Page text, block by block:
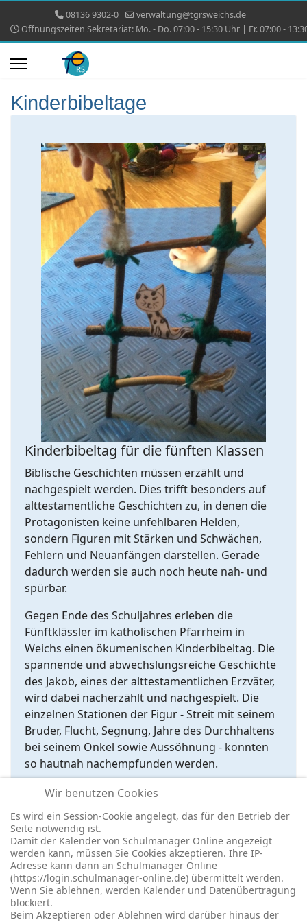
08136 9302-0
verwaltung@tgrsweichs.de
Öffnungszeiten Sekretariat: Mo. - Do. 07:00 - 15:30 Uhr | Fr. 07:00 -
Kinderbibeltage
Kinderbibeltag für die fünften Klassen
Biblische Geschichten müssen erzählt und
nachgespielt werden. Dies trifft besonders auf
alttestamentliche Geschichten zu, in denen die
Protagonisten keine unfehlbaren Helden,
sondern Figuren mit Stärken und Schwächen,
Fehlern und Neuanfängen darstellen. Gerade
dadurch werden sie auch noch heute nah- und
spürbar.
Gegen Ende des Schuljahres erleben die
Fünftklässler im katholischen Pfarrheim in
Weichs einen ökumenischen Kinderbibeltag. Die
spannende und abwechslungsreiche Geschichte
des Jakob, eines der alttestamentlichen Erzväter,
wird dabei nacherzählt und nachgespielt. Die
einzelnen Stationen der Figur - Streit mit seinem
Bruder, Flucht, Segnung, Jahre des Durchhaltens
bei seinem Onkel sowie Aussöhnung - konnten
so hautnah nachempfunden werden.
Immer ein besonderes Erlebnis für die
© 2026 -
Einstellungen-Redaktionslogin
Wir benutzen Cookies
Es wird ein Session-Cookie angelegt, das für den Betrieb der
Seite notwendig ist.
Damit der Kalender von Schulmanager Online angezeigt
werden kann, müssen Sie Cookies akzeptieren. Ihre IP-
Adresse kann dann an Schulmanager Online
(https://login.schulmanager-online.de) übermittelt werden.
Wenn Sie ablehnen, werden Kalender und Datenübertragung
blockiert.
Beim Akzeptieren oder Ablehnen wird darüber hinaus der